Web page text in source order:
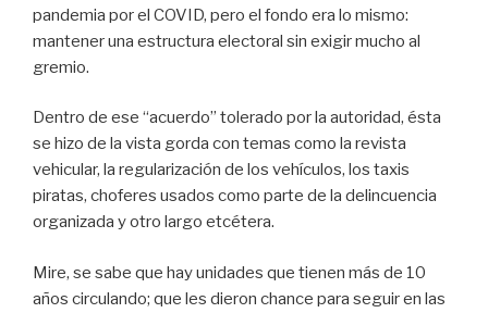
pandemia por el COVID, pero el fondo era lo mismo:
mantener una estructura electoral sin exigir mucho al
gremio.
Dentro de ese “acuerdo” tolerado por la autoridad, ésta
se hizo de la vista gorda con temas como la revista
vehicular, la regularización de los vehículos, los taxis
piratas, choferes usados como parte de la delincuencia
organizada y otro largo etcétera.
Mire, se sabe que hay unidades que tienen más de 10
años circulando; que les dieron chance para seguir en las